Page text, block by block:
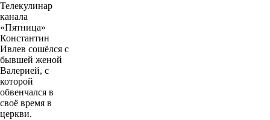
Телекулинар
канала
«Пятница»
Константин
Ивлев сошёлся с
бывшей женой
Валерией, с
которой
обвенчался в
своё время в
церкви.